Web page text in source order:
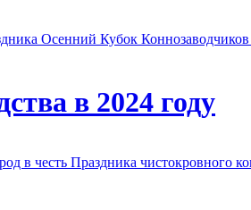
Осенний Кубок
в 2024 году
Праздника чистокровного